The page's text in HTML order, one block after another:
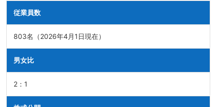
従業員数
803名（2026年4月1日現在）
男女比
2：1